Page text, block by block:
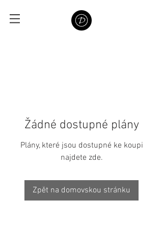
Žádné dostupné plány
Plány, které jsou dostupné ke koupi
najdete zde.
Zpět na domovskou stránku